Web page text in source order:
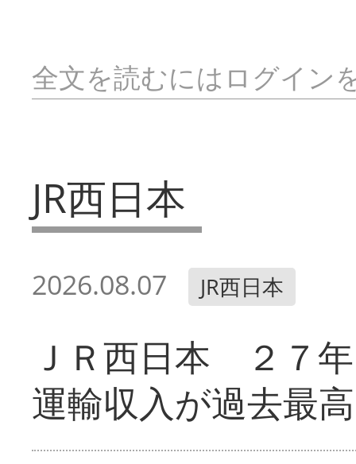
全文を読むにはログイン
JR西日本
2026.08.07 JR西日本
ＪＲ西日本 ２７
運輸収入が過去最高